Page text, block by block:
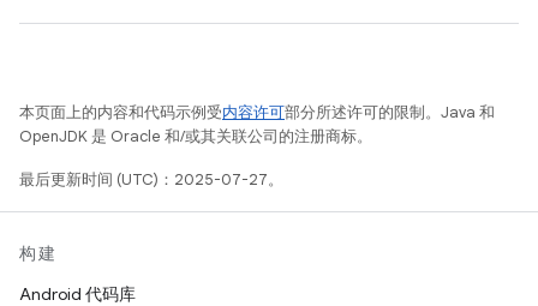
本页面上的内容和代码示例受内容许可部分所述许可的限制。Java 和
OpenJDK 是 Oracle 和/或其关联公司的注册商标。
最后更新时间 (UTC)：2025-07-27。
构建
Android 代码库